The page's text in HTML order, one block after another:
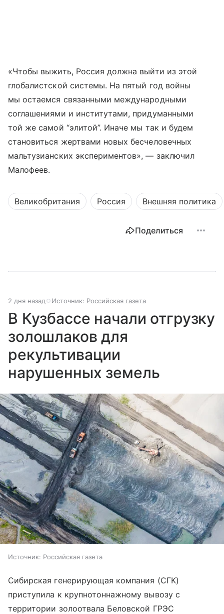
«Чтобы выжить, Россия должна выйти из этой
глобалистской системы. На пятый год войны
мы остаемся связанными международными
соглашениями и институтами, придуманными
той же самой “элитой”. Иначе мы так и будем
становиться жертвами новых бесчеловечных
мальтузианских экспериментов», — заключил
Малофеев.
Великобритания Россия Внешняя политика
Поделиться
2 дня назад Источник: Российская газета
В Кузбассе начали отгрузку
золошлаков для
рекультивации
нарушенных земель
Источник: Российская газета
Сибирская генерирующая компания (СГК)
приступила к крупнотоннажному вывозу с
территории золоотвала Беловской ГРЭС